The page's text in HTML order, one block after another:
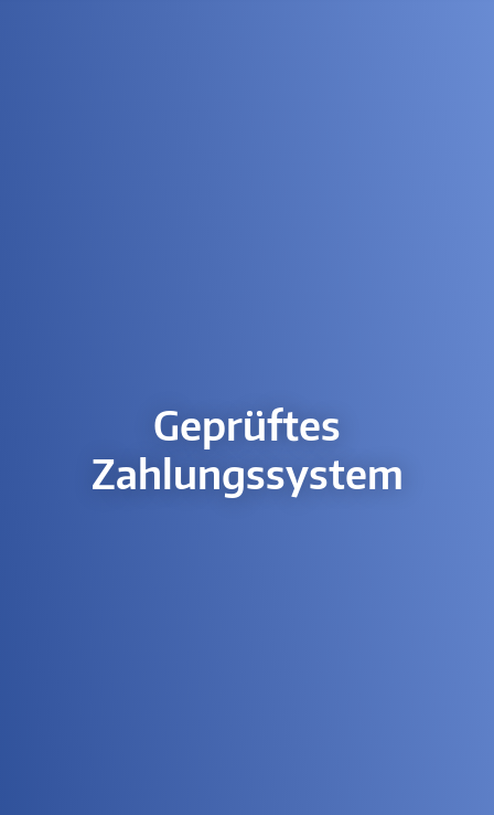
Geprüftes
Zahlungssystem